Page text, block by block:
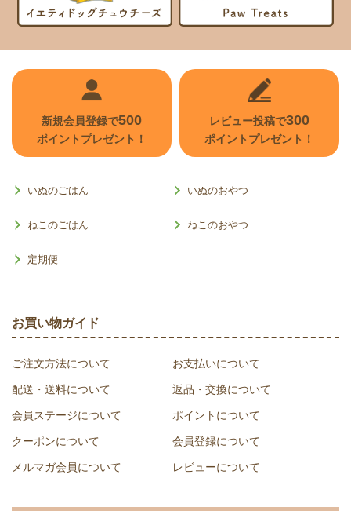
新規会員登録で500
ポイントプレゼント！
レビュー投稿で300
ポイントプレゼント！
いぬのごはん いぬのおやつ
ねこのごはん ねこのおやつ
定期便
お買い物ガイド
ご注文方法について お支払いについて
配送・送料について 返品・交換について
会員ステージについて ポイントについて
クーポンについて 会員登録について
メルマガ会員について レビューについて